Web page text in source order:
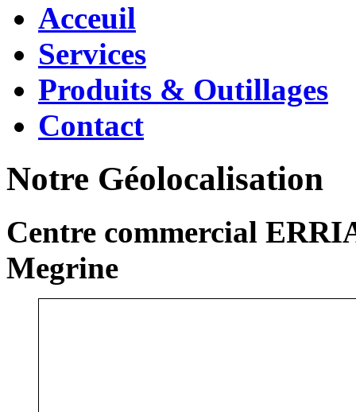
Acceuil
Services
Produits & Outillages
Contact
Notre Géolocalisation
Centre commercial
Megrine